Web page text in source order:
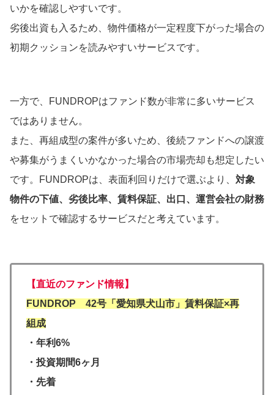
いかを確認しやすいです。
劣後出資も入るため、物件価格が一定程度下がった場合の
初期クッションを読みやすいサービスです。
一方で、FUNDROPはファンド数が非常に多いサービス
ではありません。
また、再組成型の案件が多いため、後続ファンドへの譲渡
や募集がうまくいかなかった場合の市場売却も想定したい
です。FUNDROPは、表面利回りだけで選ぶより、 対象
物件の下値、劣後比率、賃料保証、出口、運営会社の財務
をセットで確認するサービスだと考えています。
【直近のファンド情報】
FUNDROP 42号「愛知県犬山市」賃料保証×再
組成
・年利6%
・投資期間6ヶ月
・先着